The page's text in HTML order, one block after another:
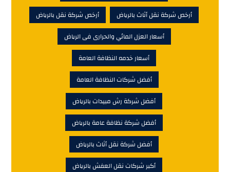
أرخص شركة نقل أثاث بالرياض
أرخص شركة نقل بالرياض
أسعار العزل المائي والحرارى فى الرياض
أسعار خدمه النظافة العامة
أفضل شركات النظافة العامة
أفضل شركة رش مبيدات بالرياض
أفضل شركة نظافة عامة بالرياض
أفضل شركة نقل أثاث بالرياض
أكبر شركات نقل العفش بالرياض